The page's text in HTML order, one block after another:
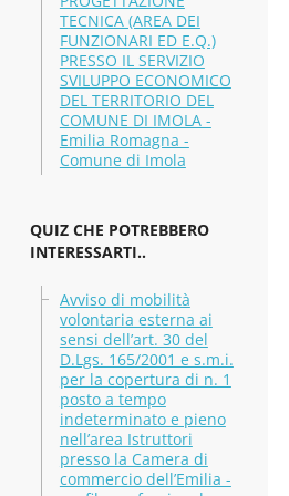
TECNICA (AREA DEI
FUNZIONARI ED E.Q.)
PRESSO IL SERVIZIO
SVILUPPO ECONOMICO
DEL TERRITORIO DEL
COMUNE DI IMOLA -
Emilia Romagna -
Comune di Imola
QUIZ CHE POTREBBERO
INTERESSARTI..
Avviso di mobilità
volontaria esterna ai
sensi dell’art. 30 del
D.Lgs. 165/2001 e s.m.i.
per la copertura di n. 1
posto a tempo
indeterminato e pieno
nell’area Istruttori
presso la Camera di
commercio dell’Emilia -